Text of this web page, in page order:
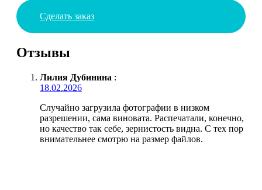
Сделать заказ
Отзывы
Лилия Дубинина :
18.02.2026
Случайно загрузила фотографии в низком
разрешении, сама виновата. Распечатали, конечно,
но качество так себе, зернистость видна. С тех пор
внимательнее смотрю на размер файлов.